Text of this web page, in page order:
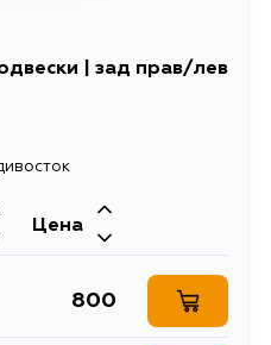
| зад прав/лев
Цена
800